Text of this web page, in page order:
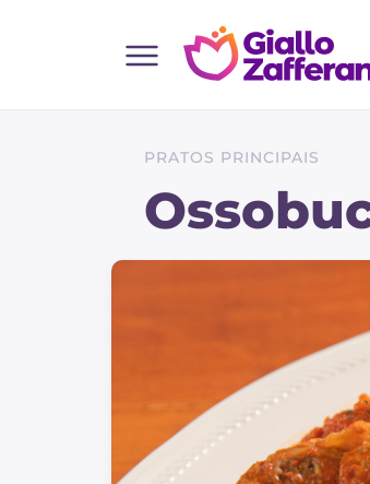
Todas as receitas
Pratos principais
Acompanhamentos
Pizzas e focaccia
PRATOS PRINCIPAIS